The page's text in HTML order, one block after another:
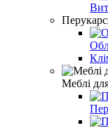
Меблі